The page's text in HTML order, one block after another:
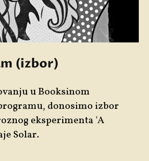
(izbor)
u Booksinom
donosimo izbor
eksperimenta 'A
Solar.